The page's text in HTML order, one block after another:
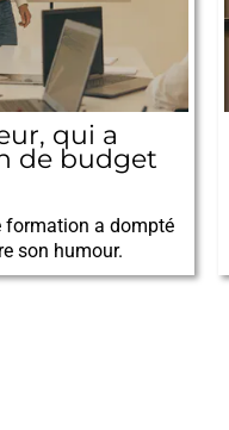
qui a
de budget
formation a dompté
son humour.